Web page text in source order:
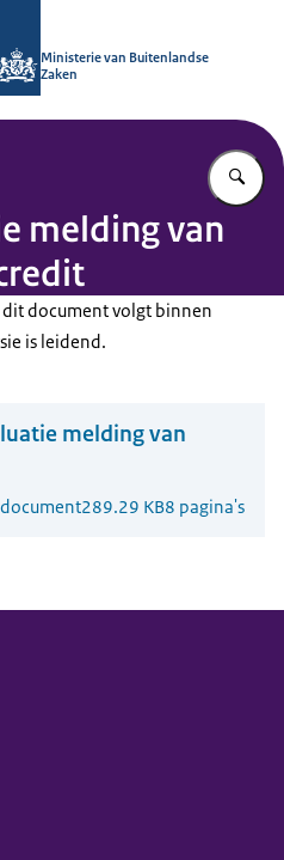
Ministerie van Buitenlandse
Zaken
melding van
dit document volgt binnen
is leidend.
melding van
289.29 KB8 pagina's